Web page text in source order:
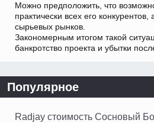
Можно предположить, что
практически всех его
сырьевых рынков.
Закономерным итогом такой
банкротство проекта и убытки
Популярное
Radjay стоимость Сосновый